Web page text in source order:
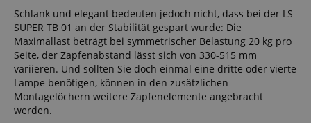
Schlank und elegant bedeuten jedoch nicht, dass bei der LS
SUPER TB 01 an der Stabilität gespart wurde: Die
Maximallast beträgt bei symmetrischer Belastung 20 kg pro
Seite, der Zapfenabstand lässt sich von 330-515 mm
variieren. Und sollten Sie doch einmal eine dritte oder vierte
Lampe benötigen, können in den zusätzlichen
Montagelöchern weitere Zapfenelemente angebracht
werden.